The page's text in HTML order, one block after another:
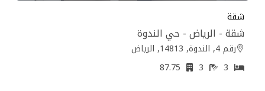
شقة
شقة - الرياض - حي الندوة
رقم 4, الندوة, 14813, الرياض